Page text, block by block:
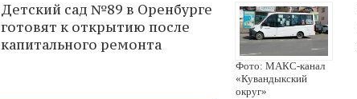
Детский сад №89 в Оренбурге
готовят к открытию после
капитального ремонта
Фото: МАКС-канал
«Кувандыкский
округ»